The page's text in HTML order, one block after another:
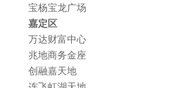
宝杨宝龙广场
嘉定区
万达财富中心
兆地商务金座
创融嘉天地